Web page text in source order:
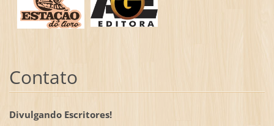
Contato
Divulgando Escritores!